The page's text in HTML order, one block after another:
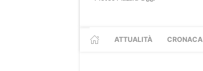
ATTUALITÀ CRONACA